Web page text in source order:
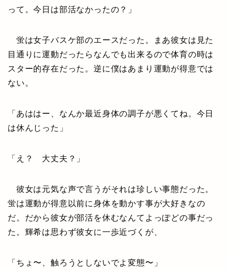
って。今日は部活なかったの？」
蛍は女子バスケ部のエースだった。まあ彼女は見た
目通りに運動だったらなんでも出来るので体育の時は
スター的存在だった。逆に僕はあまり運動が得意では
ない。
「あははー、なんか最近身体の調子が悪くてね。今日
は休んじった」
「え？ 大丈夫？」
彼女は元気な声で言うがそれは珍しい事態だった。
蛍は運動が得意以前に身体を動かす事が大好きなの
だ。だから彼女が部活を休むなんてよっぽどの事だっ
た。輝希は思わず彼女に一歩近づくが、
「ちょ〜、触ろうとしないでよ変態〜」